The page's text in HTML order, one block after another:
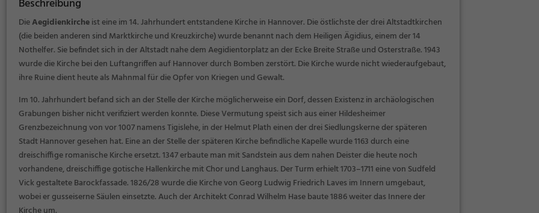
Beschreibung
DieAegidienkircheist eine im 14. Jahrhundert entstandene Kirche in Hannover. Die östlichste der drei Altstadtkirchen
(die beiden anderen sind Marktkirche und Kreuzkirche) wurde benannt nach dem Heiligen Ägidius, einem der 14
Nothelfer. Sie befindet sich in der Altstadt nahe dem Aegidientorplatz an der Ecke Breite Straße und Osterstraße. 1943
wurde die Kirche bei den Luftangriffen auf Hannover durch Bomben zerstört. Die Kirche wurde nicht wiederaufgebaut,
ihre Ruine dient heute als Mahnmal für die Opfer von Kriegen und Gewalt.
Im 10. Jahrhundert befand sich an der Stelle der Kirche möglicherweise ein Dorf, dessen Existenz in archäologischen
Grabungen bisher nicht verifiziert werden konnte. Diese Vermutung speist sich aus einer Hildesheimer
Grenzbezeichnung von vor 1007 namens Tigislehe, in der Helmut Plath einen der drei Siedlungskerne der späteren
Stadt Hannover gesehen hat. Eine an der Stelle der späteren Kirche befindliche Kapelle wurde 1163 durch eine
dreischiffige romanische Kirche ersetzt. 1347 erbaute man mit Sandstein aus dem nahen Deister die heute noch
vorhandene, dreischiffige gotische Hallenkirche mit Chor und Langhaus. Der Turm erhielt 1703–1711 eine von Sudfeld
Vick gestaltete Barockfassade. 1826/28 wurde die Kirche von Georg Ludwig Friedrich Laves im Innern umgebaut,
wobei er gusseiserne Säulen einsetzte. Auch der Architekt Conrad Wilhelm Hase baute 1886 weiter das Innere der